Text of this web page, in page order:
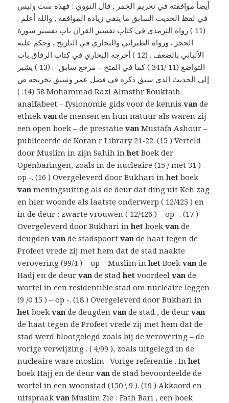
أيضأ موافقته في تحريم الخمر , قال النووي : فهذه ست وليس
في لفظ الحديث السابق ما ينفي زيادة الموافقة , والله أعلم .
(11 ) رواه الترمذي في كتاب تفسير القران باب تفسير سورة
الحجر . ورواه الطبراني والبخاري في التاريخ , وحكم عليه
الألباني بالضعف . (12 ) أخرجه البخاري في كتاب الرقاق باب
التواضع (11 /341 ) كما في الفتح – مرجع سابق -. (13 ) يشير
إلى الحديث الذي سبق ذكره في فضل عمر وسبق تخريجه ص
58 (14. ) Mohammad Razi Almsthr Bouktaib
analfabeet – fysionomie gids voor de kennisvan de
ethiekvan de mensen en hun natuur als waren zij
een open boek – de prestatievan Mustafa Ashour –
publiceerde de Koran r Library 21-22. (15 ) Verteld
door Muslim in zijn Sahih inhet Boek der
Openbaringen, zoals in de nucleaire (15 / met 31 ) –
op -. (16 ) Overgeleverd door Bukhari inhet boek
van meningsuiting als de deur dat ding uit Keh zag
en hier woonde als laatste onderwerp ( 12/425 ) en
in de deur : zwarte vrouwen ( 12/426 ) – op -. (17 )
Overgeleverd door Bukhari inhet boekvan de
deugdenvan de stadspoortvan de haat tegen de
Profeet vrede zij met hem dat de stad naakte
verovering (99/4 ) – op – Muslim inhet Boekvan de
Hadj en de deurvan de stadhet voordeelvan de
wortel in een residentiële stad om nucleaire leggen
(9 /0 15 ) – op -. (18 ) Overgeleverd door Bukhari in
het boekvan de deugdenvan de stad , de deurvan
de haat tegen de Profeet vrede zij met hem dat de
stad werd blootgelegd zoals bij de verovering – de
vorige verwijzing . ( 4/99 ), zoals uitgelegd in de
nucleaire ware moslim . Vorige referentie . Inhet
boek Hajj en de deurvan de stad bevoordeelde de
wortel in een woonstad (150 \ 9 ). (19 ) Akkoord en
uitspraakvan Muslim Zie : Fath Bari , een boek